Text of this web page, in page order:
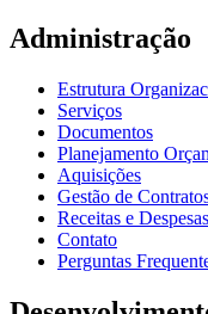
Administração
Estrutura
Serviços
Documentos
Planejamento
Aquisições
Gestão de
Receitas e Despesas
Contato
Perguntas